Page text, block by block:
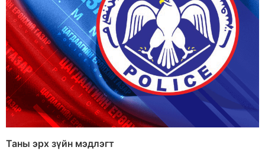
Таны эрх зүйн мэдлэгт